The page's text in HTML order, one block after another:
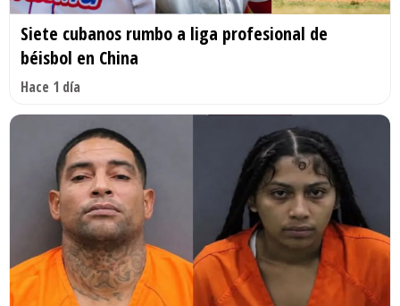
Siete cubanos rumbo a liga profesional de
béisbol en China
Hace 1 día